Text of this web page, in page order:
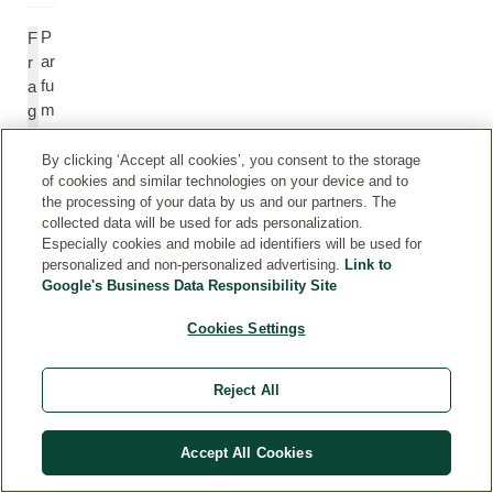
F
r
a
g
r
P
ar
fu
m
e
i
By clicking ‘Accept all cookies’, you consent to the storage
of cookies and similar technologies on your device and to
the processing of your data by us and our partners. The
collected data will be used for ads personalization.
Especially cookies and mobile ad identifiers will be used for
personalized and non-personalized advertising. Link to
Google's Business Data Responsibility Site
Cookies Settings
Reject All
Accept All Cookies